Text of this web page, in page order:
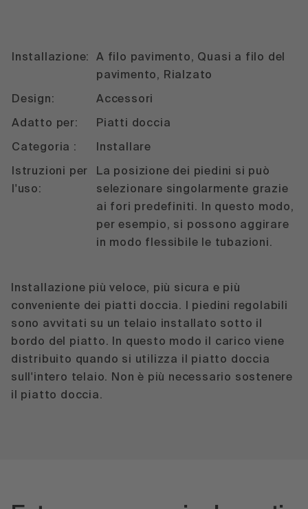
Installazione:
A filo pavimento, Quasi a filo del
pavimento, Rialzato
Design: Accessori
Adatto per: Piatti doccia
Categoria : Installare
Istruzioni per
l'uso:
La posizione dei piedini si può
selezionare singolarmente grazie
ai fori predefiniti. In questo modo,
per esempio, si possono aggirare
in modo flessibile le tubazioni.
Installazione più veloce, più sicura e più
conveniente dei piatti doccia. I piedini regolabili
sono avvitati su un telaio installato sotto il
bordo del piatto. In questo modo il carico viene
distribuito quando si utilizza il piatto doccia
sull'intero telaio. Non è più necessario sostenere
il piatto doccia.